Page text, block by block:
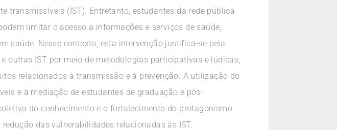
transmissíveis (IST). Entretanto, estudantes da rede pública
limitar o acesso a informações e serviços de saúde,
saúde. Nesse contexto, esta intervenção justifica-se pela
outras IST por meio de metodologias participativas e lúdicas,
relacionados à transmissão e à prevenção. A utilização do
e à mediação de estudantes de graduação e pós-
do conhecimento e o fortalecimento do protagonismo
das vulnerabilidades relacionadas às IST.